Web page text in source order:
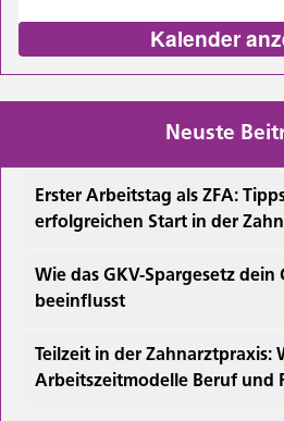
Kalender
Neuste
Erster Arbeitstag als ZFA:
erfolgreichen Start in der
Wie das GKV-Spargesetz dein
beeinflusst
Teilzeit in der Zahnarztpraxis:
Arbeitszeitmodelle Beruf und